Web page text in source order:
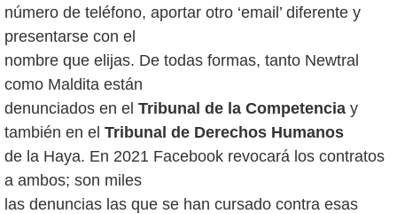
número de teléfono, aportar otro ‘email’ diferente y
presentarse con el
nombre que elijas. De todas formas, tanto Newtral
como Maldita están
denunciados en el Tribunal de la Competencia y
también en el Tribunal de Derechos Humanos
de la Haya. En 2021 Facebook revocará los contratos
a ambos; son miles
las denuncias las que se han cursado contra esas